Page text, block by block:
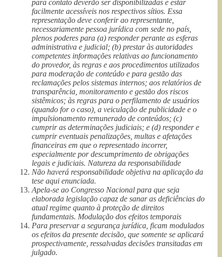
para contato deverão ser disponibilizadas e estar
facilmente acessíveis nos respectivos sítios. Essa
representação deve conferir ao representante,
necessariamente pessoa jurídica com sede no país,
plenos poderes para (a) responder perante as esferas
administrativa e judicial; (b) prestar às autoridades
competentes informações relativas ao funcionamento
do provedor, às regras e aos procedimentos utilizados
para moderação de conteúdo e para gestão das
reclamações pelos sistemas internos; aos relatórios de
transparência, monitoramento e gestão dos riscos
sistêmicos; às regras para o perfilamento de usuários
(quando for o caso), a veiculação de publicidade e o
impulsionamento remunerado de conteúdos; (c)
cumprir as determinações judiciais; e (d) responder e
cumprir eventuais penalizações, multas e afetações
financeiras em que o representado incorrer,
especialmente por descumprimento de obrigações
legais e judiciais. Natureza da responsabilidade
Não haverá responsabilidade objetiva na aplicação da
tese aqui enunciada.
Apela-se ao Congresso Nacional para que seja
elaborada legislação capaz de sanar as deficiências do
atual regime quanto à proteção de direitos
fundamentais. Modulação dos efeitos temporais
Para preservar a segurança jurídica, ficam modulados
os efeitos da presente decisão, que somente se aplicará
prospectivamente, ressalvadas decisões transitadas em
julgado.